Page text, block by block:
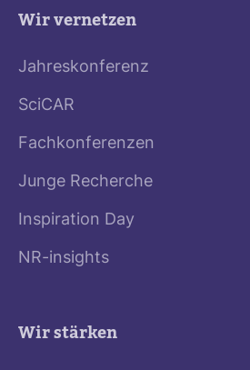
Wir vernetzen
Jahreskonferenz
SciCAR
Fachkonferenzen
Junge Recherche
Inspiration Day
NR-insights
Wir stärken